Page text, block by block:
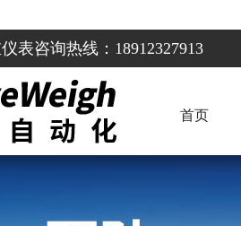
表咨询热线：18912327913
首页